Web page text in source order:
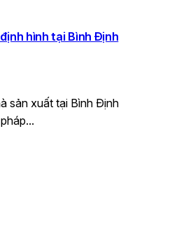
hình tại Bình Định
sản xuất tại Bình Định